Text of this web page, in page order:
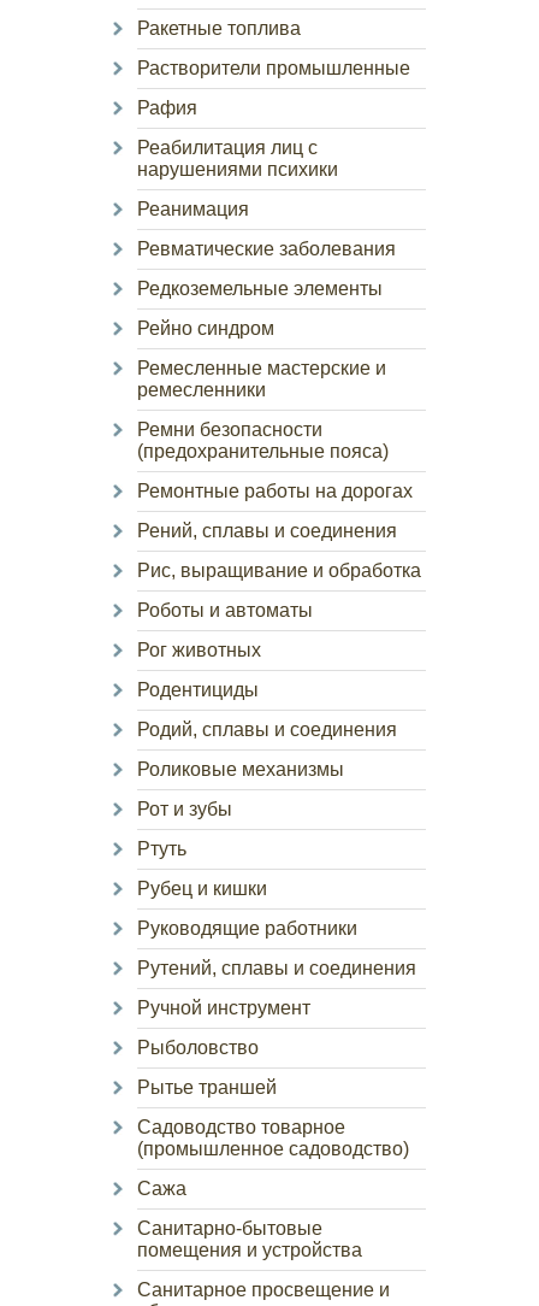
Ракетные топлива
Растворители промышленные
Рафия
Реабилитация лиц с
нарушениями психики
Реанимация
Ревматические заболевания
Редкоземельные элементы
Рейно синдром
Ремесленные мастерские и
ремесленники
Ремни безопасности
(предохранительные пояса)
Ремонтные работы на дорогах
Рений, сплавы и соединения
Рис, выращивание и обработка
Роботы и автоматы
Рог животных
Родентициды
Родий, сплавы и соединения
Роликовые механизмы
Рот и зубы
Ртуть
Рубец и кишки
Руководящие работники
Рутений, сплавы и соединения
Ручной инструмент
Рыболовство
Рытье траншей
Садоводство товарное
(промышленное садоводство)
Сажа
Санитарно-бытовые
помещения и устройства
Санитарное просвещение и